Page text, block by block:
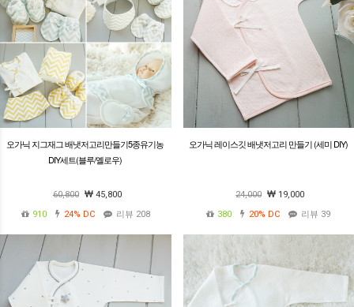
오가닉 지그재그 배냇저고리만들기5종유기농
DIY세트(블루/옐로우)
60,800
45,800
910
24% DC 리뷰 208
오가닉 레이스깃 배냇저고리 만들기 (세미 DIY)
24,000
19,000
380
20% DC 리뷰 39